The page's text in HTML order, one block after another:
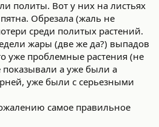
политы. Вот у них на листьях
Обрезала (жаль не
среди политых растений.
жары (две же да?) выпадов
уже проблемные растения (не
показывали а уже были а
уже были с серьезными
самое правильное